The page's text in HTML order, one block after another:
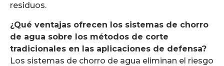
residuos.
¿Qué ventajas ofrecen los sistemas de chorro
de agua sobre los métodos de corte
tradicionales en las aplicaciones de defensa?
Los sistemas de chorro de agua eliminan el riesgo